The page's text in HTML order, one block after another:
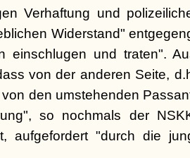
Verhaftung und
Widerstand"
einschlugen und traten".
von der anderen Seite,
den umstehenden
so nochmals der
aufgefordert "durch die